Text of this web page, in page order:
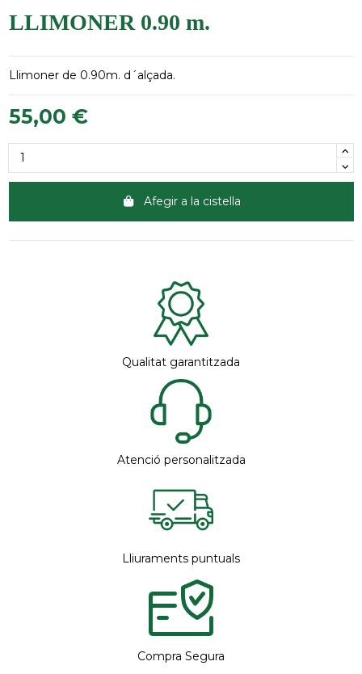
LLIMONER 0.90 m.
Llimoner de 0.90m. d´alçada.
55,00 €
Afegir a la cistella
Qualitat garantitzada
Atenció personalitzada
Lliuraments puntuals
Compra Segura